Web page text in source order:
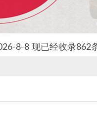
8-8 现已经收录862